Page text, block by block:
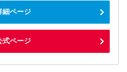
細ページ
式ページ